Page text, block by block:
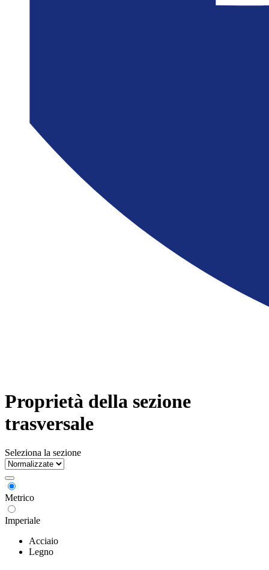
Proprietà della sezione
trasversale
Seleziona la sezione
Metrico
Imperiale
Acciaio
Legno